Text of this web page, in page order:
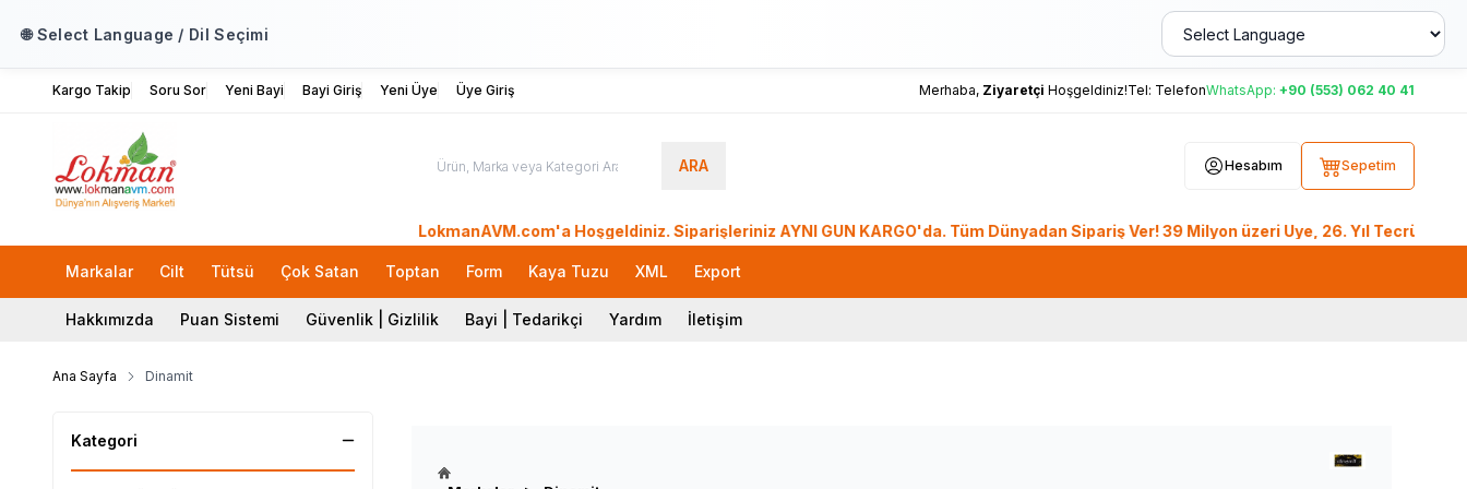
🌐 Select Language / Dil Seçimi
Kargo Takip Soru Sor Yeni Bayi Bayi Giriş Yeni Üye Üye Giriş Merhaba, Ziyaretçi Hoşgeldiniz!Tel: TelefonWhatsApp: +90 (553) 062 40 41
ARA Hesabım Sepetim
LokmanAVM.com'a Hoşgeldiniz. Siparişleriniz AYNI GÜN KARGO'da. Tüm Dünyadan Sipariş Ver! 39 Milyon üzeri Üye, 26. Yıl Tecrübesiyle
Markalar Cilt Tütsü Çok Satan Toptan Form Kaya Tuzu XML Export
Hakkımızda Puan Sistemi Güvenlik | Gizlilik Bayi | Tedarikçi Yardım İletişim
Ana Sayfa Dinamit
Kategori